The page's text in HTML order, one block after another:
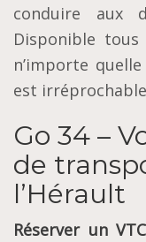
conduire aux
Disponible
n’importe
est
Go 34 –
de
l’Hérault
Réserver un